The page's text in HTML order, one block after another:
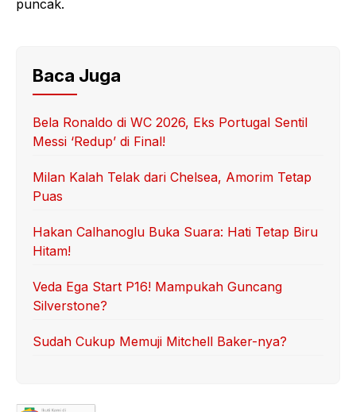
puncak.
Baca Juga
Bela Ronaldo di WC 2026, Eks Portugal Sentil
Messi ‘Redup’ di Final!
Milan Kalah Telak dari Chelsea, Amorim Tetap
Puas
Hakan Calhanoglu Buka Suara: Hati Tetap Biru
Hitam!
Veda Ega Start P16! Mampukah Guncang
Silverstone?
Sudah Cukup Memuji Mitchell Baker-nya?